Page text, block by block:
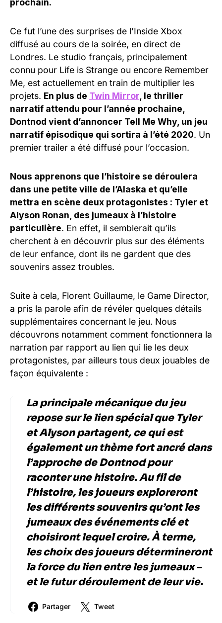
prochain.
Ce fut l’une des surprises de l’Inside Xbox
diffusé au cours de la soirée, en direct de
Londres. Le studio français, principalement
connu pour Life is Strange ou encore Remember
Me, est actuellement en train de multiplier les
projets. En plus de Twin Mirror, le thriller
narratif attendu pour l’année prochaine,
Dontnod vient d’annoncer Tell Me Why, un jeu
narratif épisodique qui sortira à l’été 2020. Un
premier trailer a été diffusé pour l’occasion.
Nous apprenons que l’histoire se déroulera
dans une petite ville de l’Alaska et qu’elle
mettra en scène deux protagonistes : Tyler et
Alyson Ronan, des jumeaux à l’histoire
particulière. En effet, il semblerait qu’ils
cherchent à en découvrir plus sur des éléments
de leur enfance, dont ils ne gardent que des
souvenirs assez troubles.
Suite à cela, Florent Guillaume, le Game Director,
a pris la parole afin de révéler quelques détails
supplémentaires concernant le jeu. Nous
découvrons notamment comment fonctionnera la
narration par rapport au lien qui lie les deux
protagonistes, par ailleurs tous deux jouables de
façon équivalente :
La principale mécanique du jeu
repose sur le lien spécial que Tyler
et Alyson partagent, ce qui est
également un thème fort ancré dans
l’approche de Dontnod pour
raconter une histoire. Au fil de
l’histoire, les joueurs exploreront
les différents souvenirs qu’ont les
jumeaux des événements clé et
choisiront lequel croire. À terme,
les choix des joueurs détermineront
la force du lien entre les jumeaux –
et le futur déroulement de leur vie.
Partager Tweet